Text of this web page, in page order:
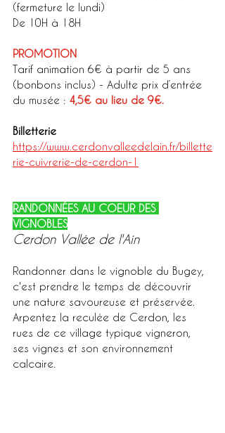
(fermeture le lundi)
De 10H à 18H
PROMOTION
Tarif animation 6€ à partir de 5 ans
(bonbons inclus) - Adulte prix d’entrée
du musée : 4,5€ au lieu de 9€.
Billetterie
https://www.cerdonvalleedelain.fr/billette
rie-cuivrerie-de-cerdon-1
RANDONNÉES AU COEUR DES
VIGNOBLES
Cerdon Vallée de l'Ain
Randonner dans le vignoble du Bugey
c'est prendre le temps de découvrir
une nature savoureuse et préservée.
Arpentez la reculée de Cerdon , les
rues de ce village typique vigneron,
ses vignes et son environnement
calcaire.